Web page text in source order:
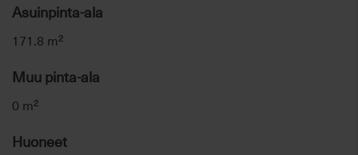
Asuinpinta-ala
171.8 m²
Muu pinta-ala
0 m²
Huoneet